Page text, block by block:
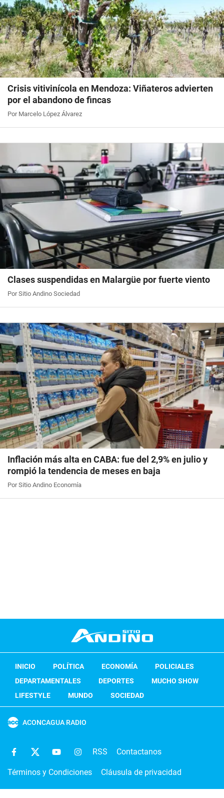
Crisis vitivinícola en Mendoza: Viñateros advierten
por el abandono de fincas
Por Marcelo López Álvarez
Clases suspendidas en Malargüe por fuerte viento
Por Sitio Andino Sociedad
Inflación más alta en CABA: fue del 2,9% en julio y
rompió la tendencia de meses en baja
Por Sitio Andino Economía
INICIO POLÍTICA ECONOMÍA
POLICIALES
DEPARTAMENTALES
DEPORTES
MUCHO SHOW
LIFESTYLE
MUNDO SOCIEDAD
ACONCAGUA RADIO
RSS Contactanos
Términos y Condiciones Cláusula de privacidad